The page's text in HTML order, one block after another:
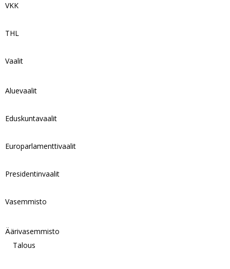
VKK
THL
Vaalit
Aluevaalit
Eduskuntavaalit
Europarlamenttivaalit
Presidentinvaalit
Vasemmisto
Äärivasemmisto
Talous